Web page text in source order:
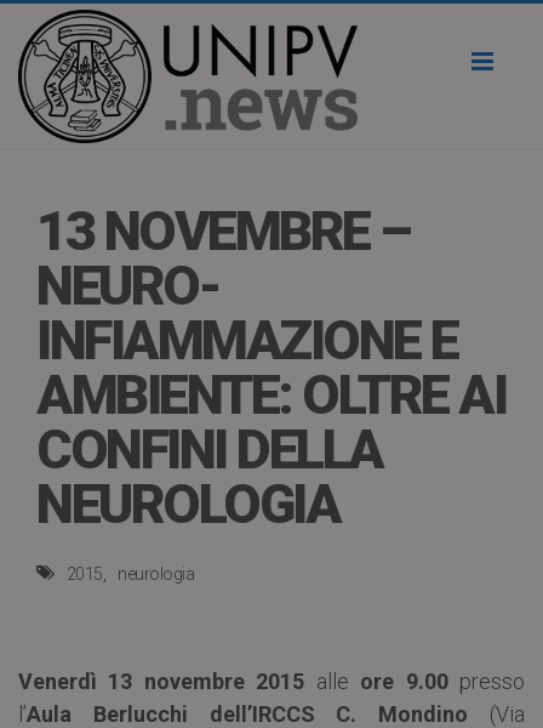
13 NOVEMBRE –
NEURO-
INFIAMMAZIONE E
AMBIENTE: OLTRE AI
CONFINI DELLA
NEUROLOGIA
2015 neurologia
Venerdì 13 novembre 2015 alle ore 9.00presso
l’Aula Berlucchi dell’IRCCS C. Mondino (Via